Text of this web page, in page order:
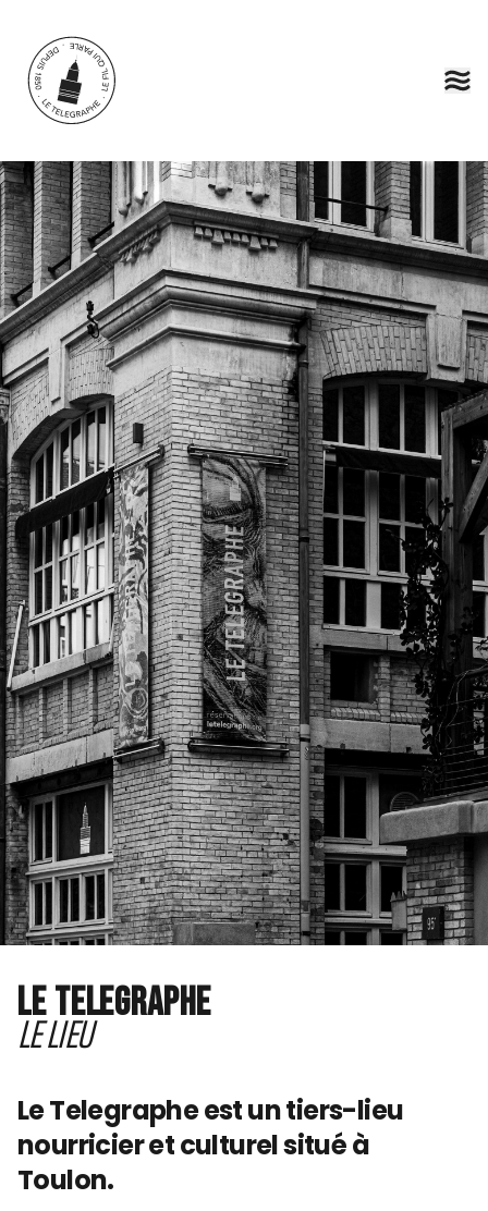
LE TELEGRAPHE
LE LIEU
Le Telegraphe est un tiers-lieu
nourricier et culturel situé à
Toulon.